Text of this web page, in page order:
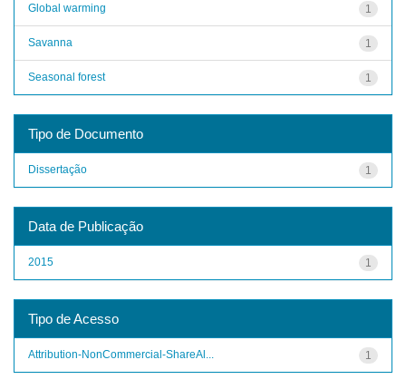
1
Global warming
1
Savanna
1
Seasonal forest
Tipo de Documento
1
Dissertação
Data de Publicação
1
2015
Tipo de Acesso
1
Attribution-NonCommercial-ShareAl...